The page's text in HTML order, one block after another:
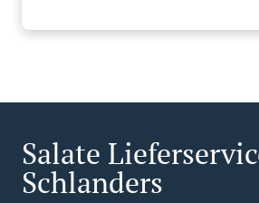
Salate
Schlanders